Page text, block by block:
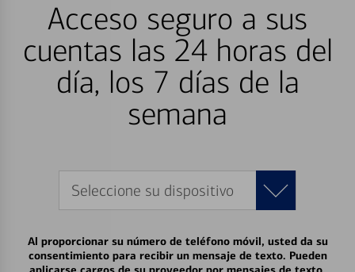
Acceso seguro a sus
cuentas las 24 horas del
día, los 7 días de la
semana
Seleccione su dispositivo
Al proporcionar su número de teléfono móvil, usted da su
consentimiento para recibir un mensaje de texto. Pueden